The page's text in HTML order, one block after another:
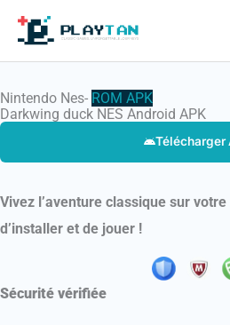
Aller
contenu
Nintendo Nes- ROM APK
Darkwing duck NES Android APK
Télécharger
Vivez l’aventure classique sur
d’installer et de jouer !
Sécurité vérifiée